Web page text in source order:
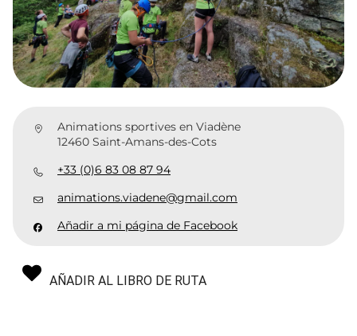
Animations sportives en Viadène
12460 Saint-Amans-des-Cots
+33 (0)6 83 08 87 94
animations.viadene@gmail.com
Añadir a mi página de Facebook
AÑADIR AL LIBRO DE RUTA